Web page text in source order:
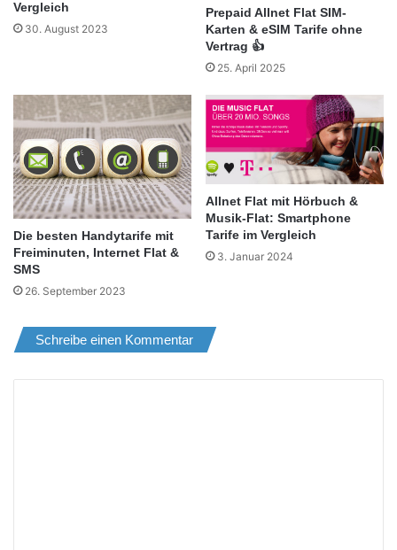
Vergleich
30. August 2023
Prepaid Allnet Flat SIM-
Karten & eSIM Tarife ohne
Vertrag 👍
25. April 2025
Die besten Handytarife mit
Freiminuten, Internet Flat &
SMS
26. September 2023
Allnet Flat mit Hörbuch &
Musik-Flat: Smartphone
Tarife im Vergleich
3. Januar 2024
Schreibe einen Kommentar